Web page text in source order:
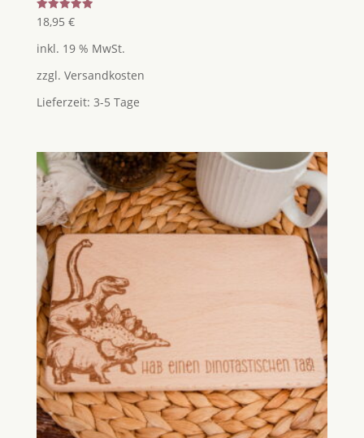
Bewertet
mit
von 5
18,95 €
inkl. 19 % MwSt.
zzgl. Versandkosten
Lieferzeit: 3-5 Tage